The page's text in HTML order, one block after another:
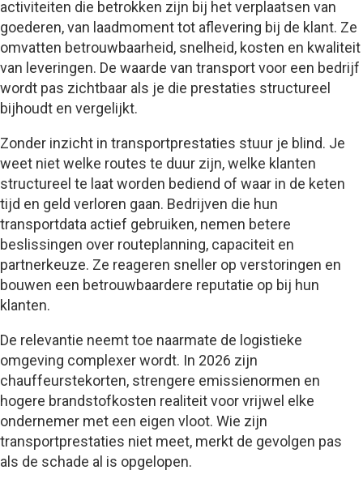
activiteiten die betrokken zijn bij het verplaatsen van
goederen, van laadmoment tot aflevering bij de klant. Ze
omvatten betrouwbaarheid, snelheid, kosten en kwaliteit
van leveringen. De waarde van transport voor een bedrijf
wordt pas zichtbaar als je die prestaties structureel
bijhoudt en vergelijkt.
Zonder inzicht in transportprestaties stuur je blind. Je
weet niet welke routes te duur zijn, welke klanten
structureel te laat worden bediend of waar in de keten
tijd en geld verloren gaan. Bedrijven die hun
transportdata actief gebruiken, nemen betere
beslissingen over routeplanning, capaciteit en
partnerkeuze. Ze reageren sneller op verstoringen en
bouwen een betrouwbaardere reputatie op bij hun
klanten.
De relevantie neemt toe naarmate de logistieke
omgeving complexer wordt. In 2026 zijn
chauffeurstekorten, strengere emissienormen en
hogere brandstofkosten realiteit voor vrijwel elke
ondernemer met een eigen vloot. Wie zijn
transportprestaties niet meet, merkt de gevolgen pas
als de schade al is opgelopen.